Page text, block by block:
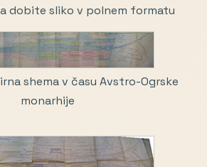
dobite sliko v polnem formatu
shema v času Avstro-Ogrske
monarhije